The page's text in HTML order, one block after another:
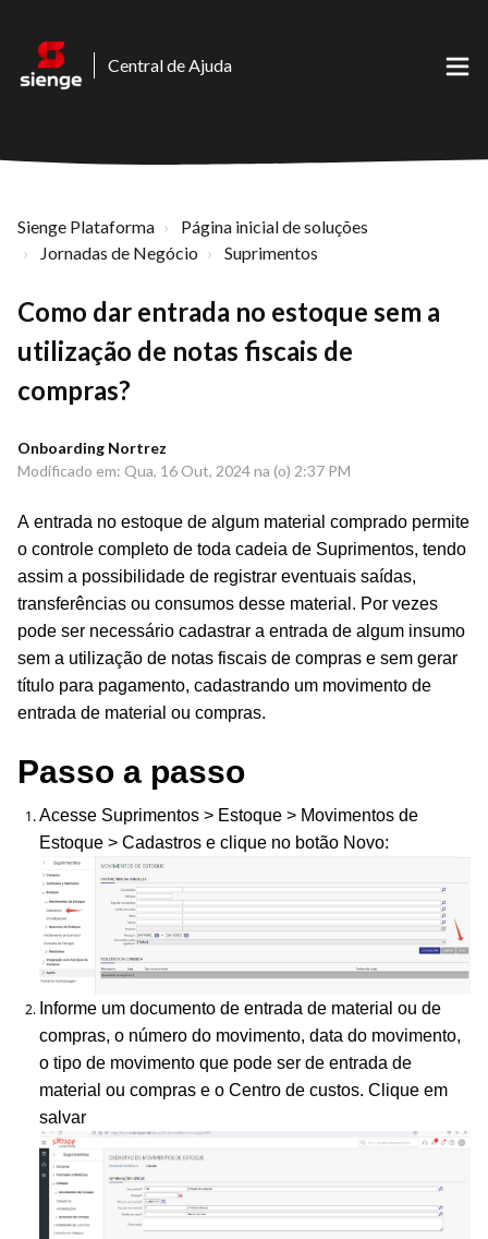
Central de Ajuda
Sienge Plataforma
Página inicial de soluções
Jornadas de Negócio
Suprimentos
Como dar entrada no estoque sem a
utilização de notas fiscais de
compras?
Onboarding Nortrez
Modificado em: Qua, 16 Out, 2024 na (o) 2:37 PM
A entrada no estoque de algum material comprado permite
o controle completo de toda cadeia de Suprimentos, tendo
assim a possibilidade de registrar eventuais saídas,
transferências ou consumos desse material. Por vezes
pode ser necessário cadastrar a entrada de algum insumo
sem a utilização de notas fiscais de compras e sem gerar
título para pagamento, cadastrando um movimento de
entrada de material ou compras.
Passo a passo
Acesse Suprimentos > Estoque > Movimentos de
Estoque > Cadastros e clique no botão Novo:
Informe um documento de entrada de material ou de
compras, o número do movimento, data do movimento,
o tipo de movimento que pode ser de entrada de
material ou compras e o Centro de custos. Clique em
salvar